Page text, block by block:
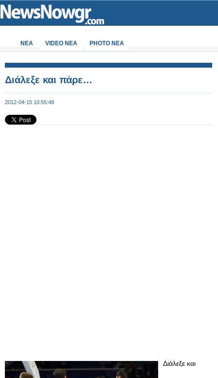
ΝΕΑ VIDEO NEA PHOTO NEA
Διάλεξε και πάρε…
2012-04-15 10:55:48
Διάλεξε και